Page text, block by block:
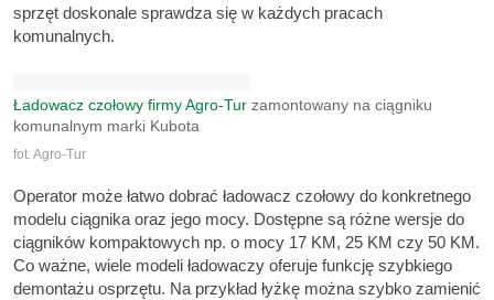
sprzęt doskonale sprawdza się w każdych pracach
komunalnych.
Ładowacz czołowy firmy Agro-Tur zamontowany na ciągniku
komunalnym marki Kubota
fot. Agro-Tur
Operator może łatwo dobrać ładowacz czołowy do konkretnego
modelu ciągnika oraz jego mocy. Dostępne są różne wersje do
ciągników kompaktowych np. o mocy 17 KM, 25 KM czy 50 KM.
Co ważne, wiele modeli ładowaczy oferuje funkcję szybkiego
demontażu osprzętu. Na przykład łyżkę można szybko zamienić